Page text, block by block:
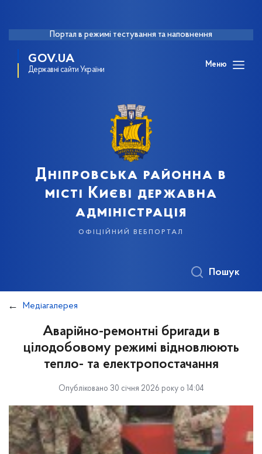
Портал в режимі тестування та наповнення
GOV.UA
Державні сайти України
Меню
Дніпровська районна в
місті Києві державна
адміністрація
офіційний вебпортал
Пошук
Медіагалерея
Аварійно-ремонтні бригади в
цілодобовому режимі відновлюють
тепло- та електропостачання
Опубліковано 30 січня 2026 року о 14:04